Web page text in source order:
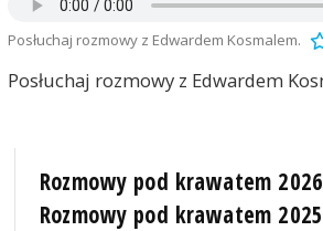
Posłuchaj rozmowy z Edwardem Kosmalem.
Posłuchaj rozmowy z Edwardem
Rozmowy pod krawatem
Rozmowy pod krawatem